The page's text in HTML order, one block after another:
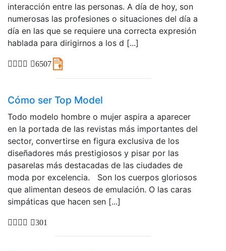
interacción entre las personas. A día de hoy, son
numerosas las profesiones o situaciones del día a
día en las que se requiere una correcta expresión
hablada para dirigirnos a los d [...]
6507
Cómo ser Top Model
Todo modelo hombre o mujer aspira a aparecer
en la portada de las revistas más importantes del
sector, convertirse en figura exclusiva de los
diseñadores más prestigiosos y pisar por las
pasarelas más destacadas de las ciudades de
moda por excelencia. Son los cuerpos gloriosos
que alimentan deseos de emulación. O las caras
simpáticas que hacen sen [...]
301